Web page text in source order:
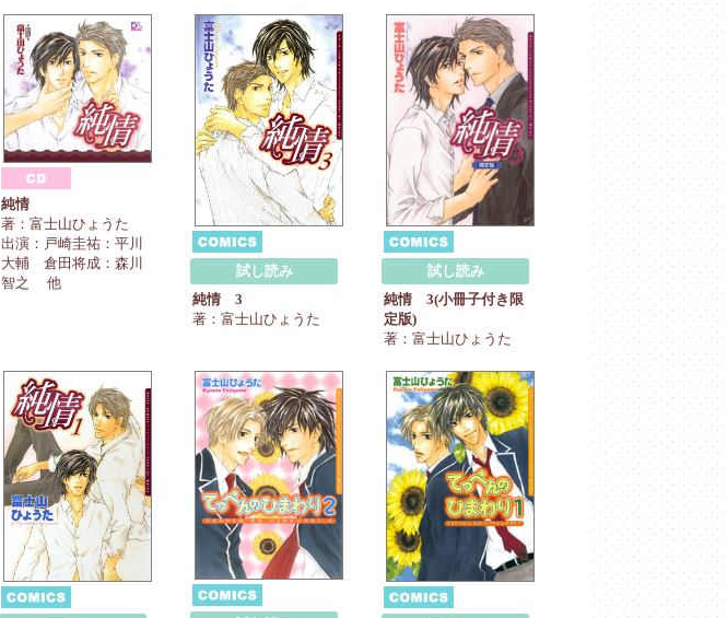
純情
著：富士山ひょうた
出演：戸崎圭祐：平川
大輔 倉田将成：森川
智之 他
試し読み
純情 3
著：富士山ひょうた
試し読み
純情 3(小冊子付き限
定版)
著：富士山ひょうた